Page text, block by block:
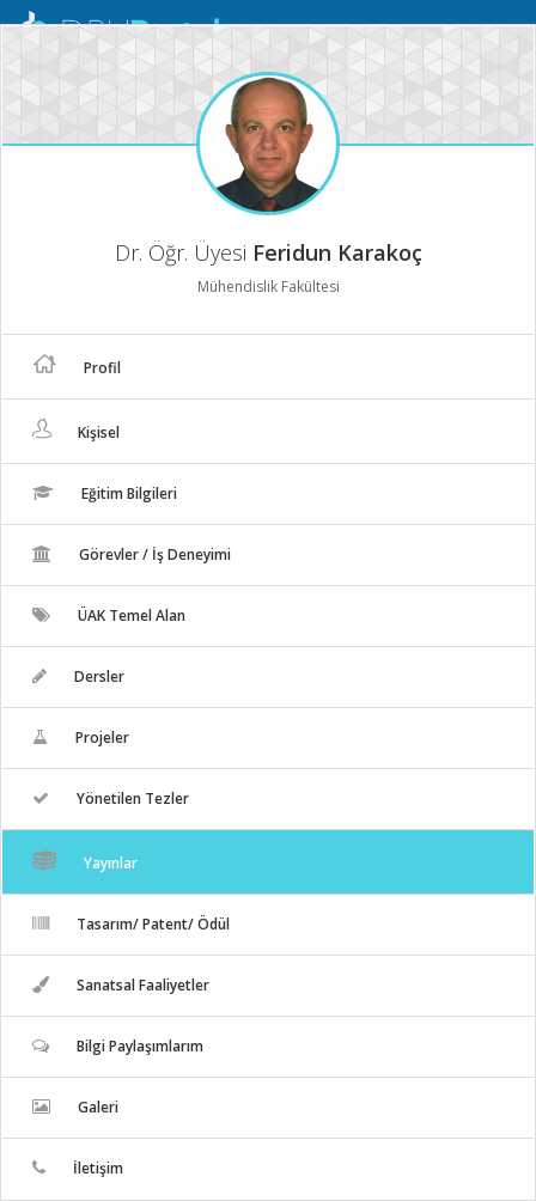
Mobil
Dr. Öğr. Üyesi Feridun Karakoç
Mühendislik Fakültesi
Profil
Kişisel
Eğitim Bilgileri
Görevler / İş Deneyimi
ÜAK Temel Alan
Dersler
Projeler
Yönetilen Tezler
Yayınlar
Tasarım/ Patent/ Ödül
Sanatsal Faaliyetler
Bilgi Paylaşımlarım
Galeri
İletişim